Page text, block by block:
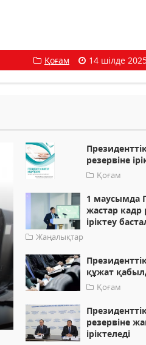
Қоғам 14 шілде
резервіне
Қоғам
1 маусымда
жастар кадр
іріктеу
Жаңалықтар
құжат
Қоғам
резервіне
іріктеледі